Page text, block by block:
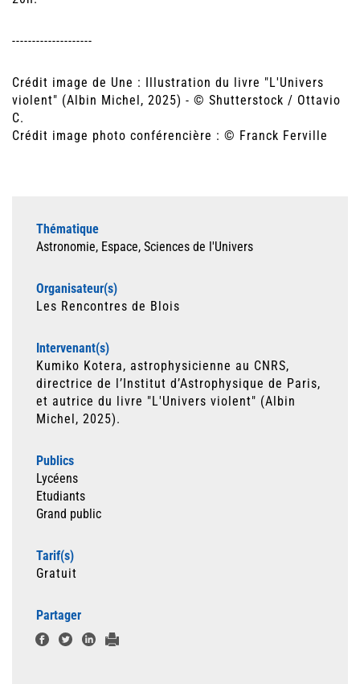
--------------------
Crédit image de Une : Illustration du livre "L'Univers
violent" (Albin Michel, 2025) - © Shutterstock / Ottavio
C.
Crédit image photo conférencière : © Franck Ferville
Thématique
Astronomie, Espace, Sciences de l'Univers
Organisateur(s)
Les Rencontres de Blois
Intervenant(s)
Kumiko Kotera, astrophysicienne au CNRS,
directrice de l’Institut d’Astrophysique de Paris,
et autrice du livre "L'Univers violent" (Albin
Michel, 2025).
Publics
Lycéens
Etudiants
Grand public
Tarif(s)
Gratuit
Partager